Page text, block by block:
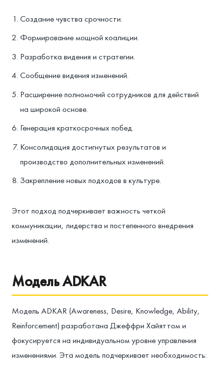
Создание чувства срочности.
Формирование мощной коалиции.
Разработка видения и стратегии.
Сообщение видения изменений.
Расширение полномочий сотрудников для действий
на широкой основе.
Генерация краткосрочных побед.
Консолидация достигнутых результатов и
производство дополнительных изменений.
Закрепление новых подходов в культуре.
Этот подход подчеркивает важность четкой
коммуникации, лидерства и постепенного внедрения
изменений.
Модель ADKAR
Модель ADKAR (Awareness, Desire, Knowledge, Ability,
Reinforcement) разработана Джеффри Хайяттом и
фокусируется на индивидуальном уровне управления
изменениями. Эта модель подчеркивает необходимость: